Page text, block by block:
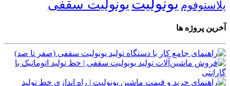
پلاستوفوم یونولیت یونولیت سقفی
آخرین پروژه ها